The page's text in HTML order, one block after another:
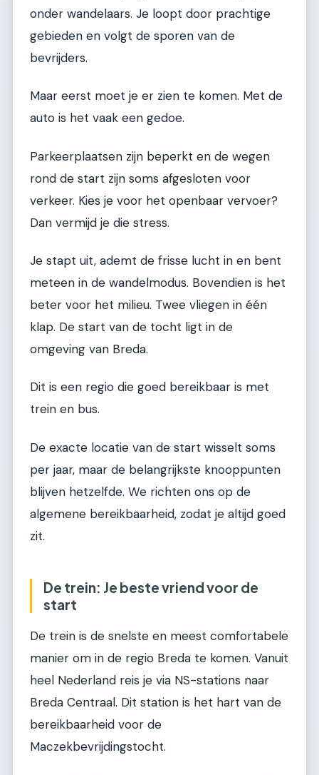
onder wandelaars. Je loopt door prachtige
gebieden en volgt de sporen van de
bevrijders.
Maar eerst moet je er zien te komen. Met de
auto is het vaak een gedoe.
Parkeerplaatsen zijn beperkt en de wegen
rond de start zijn soms afgesloten voor
verkeer. Kies je voor het openbaar vervoer?
Dan vermijd je die stress.
Je stapt uit, ademt de frisse lucht in en bent
meteen in de wandelmodus. Bovendien is het
beter voor het milieu. Twee vliegen in één
klap. De start van de tocht ligt in de
omgeving van Breda.
Dit is een regio die goed bereikbaar is met
trein en bus.
De exacte locatie van de start wisselt soms
per jaar, maar de belangrijkste knooppunten
blijven hetzelfde. We richten ons op de
algemene bereikbaarheid, zodat je altijd goed
zit.
De trein: Je beste vriend voor de
start
De trein is de snelste en meest comfortabele
manier om in de regio Breda te komen. Vanuit
heel Nederland reis je via NS-stations naar
Breda Centraal. Dit station is het hart van de
bereikbaarheid voor de
Maczekbevrijdingstocht.